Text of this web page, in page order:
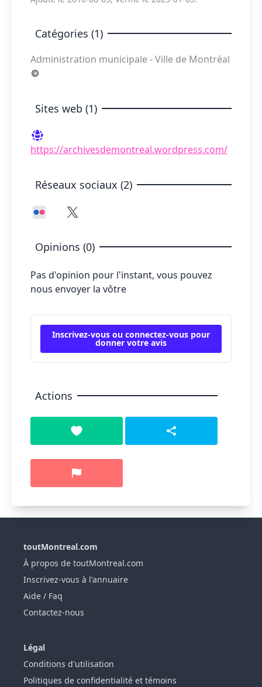
Catégories (1)
Administration municipale - Ville de Montréal
Sites web (1)
https://archivesdemontreal.wordpress.com/
Réseaux sociaux (2)
Opinions (0)
Pas d'opinion pour l'instant, vous pouvez
nous envoyer la vôtre
Inscrivez-vous ou connectez-vous pour
donner votre avis
Actions
toutMontreal.com
À propos de toutMontreal.com
Inscrivez-vous à l'annuaire
Aide / Faq
Contactez-nous
Légal
Conditions d'utilisation
Politiques de confidentialité et témoins